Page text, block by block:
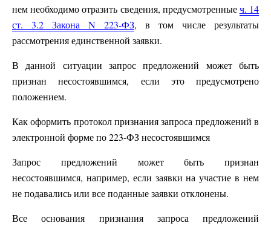
нем необходимо отразить сведения, предусмотренныеч. 14
ст. 3.2 Закона N 223-ФЗ, в том числе результаты
рассмотрения единственной заявки.
В данной ситуации запрос предложений может быть
признан несостоявшимся, если это предусмотрено
положением.
Как оформить протокол признания запроса предложений в
электронной форме по 223-ФЗ несостоявшимся
Запрос предложений может быть признан
несостоявшимся, например, если заявки на участие в нем
не подавались или все поданные заявки отклонены.
Все основания признания запроса предложений